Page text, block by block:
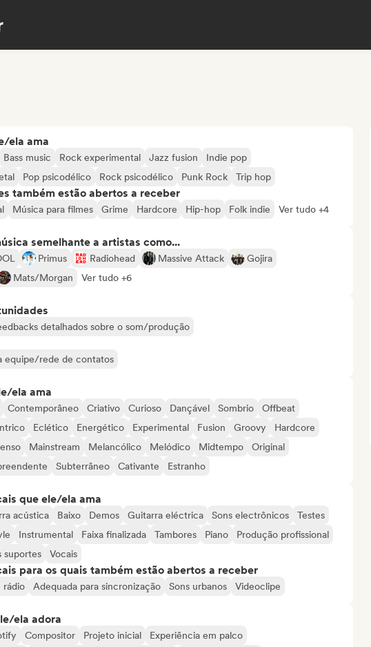
ela ama
Bass music Rock experimental Jazz fusion
Indie pop
Pop psicodélico Rock psicodélico Punk Rock Trip hop
também estão abertos a receber
Música para filmes Grime Hardcore Hip-hop Folk indie Ver tudo +4
semelhante a artistas como...
Primus Radiohead Massive Attack
Gojira
Mats/Morgan Ver tudo +6
detalhados sobre o som/produção
equipe/rede de contatos
ela ama
Contemporâneo Criativo Curioso Dançável Sombrio
Offbeat
Eclético Energético Experimental Fusion Groovy
Hardcore
Mainstream Melancólico Melódico Midtempo
Original
Subterrâneo Cativante Estranho
que ele/ela ama
acústica Baixo Demos Guitarra eléctrica Sons electrônicos
Testes
Instrumental Faixa finalizada Tambores Piano
Produção profissional
suportes Vocais
para os quais também estão abertos a receber
rádio Adequada para sincronização Sons urbanos Videoclipe
ela adora
Compositor Projeto inicial
Experiência em palco